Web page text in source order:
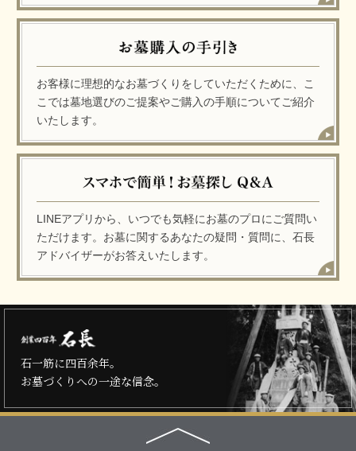
お客様に理想的なお墓づくりをしていただくために、こ
こでは墓地選びのご提案やご購入の手順についてご紹介
いたします。
LINEアプリから、いつでも気軽にお墓のプロにご質問い
ただけます。お墓に関するあなたの疑問・質問に、石長
アドバイザーがお答えいたします。
石一筋に四百余年。
お墓づくりへの一途な信念。